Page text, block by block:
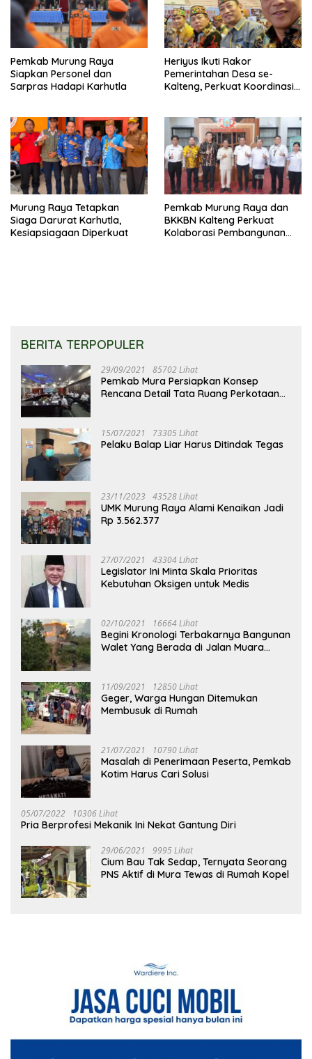
Pemkab Murung Raya
Siapkan Personel dan
Sarpras Hadapi Karhutla
Heriyus Ikuti Rakor
Pemerintahan Desa se-
Kalteng, Perkuat Koordinasi
Murung Raya Tetapkan
Siaga Darurat Karhutla,
Kesiapsiagaan Diperkuat
Pemkab Murung Raya dan
BKKBN Kalteng Perkuat
Kolaborasi Pembangunan
BERITA TERPOPULER
29/09/2021 85702 Lihat
Pemkab Mura Persiapkan Konsep
Rencana Detail Tata Ruang Perkotaan
15/07/2021 73305 Lihat
Pelaku Balap Liar Harus Ditindak Tegas
23/11/2023 43528 Lihat
UMK Murung Raya Alami Kenaikan Jadi
Rp 3.562.377
27/07/2021 43304 Lihat
Legislator Ini Minta Skala Prioritas
Kebutuhan Oksigen untuk Medis
02/10/2021 16664 Lihat
Begini Kronologi Terbakarnya Bangunan
Walet Yang Berada di Jalan Muara
11/09/2021 12850 Lihat
Geger, Warga Hungan Ditemukan
Membusuk di Rumah
21/07/2021 10790 Lihat
Masalah di Penerimaan Peserta, Pemkab
Kotim Harus Cari Solusi
05/07/2022 10306 Lihat
Pria Berprofesi Mekanik Ini Nekat Gantung Diri
29/06/2021 9995 Lihat
Cium Bau Tak Sedap, Ternyata Seorang
PNS Aktif di Mura Tewas di Rumah Kopel